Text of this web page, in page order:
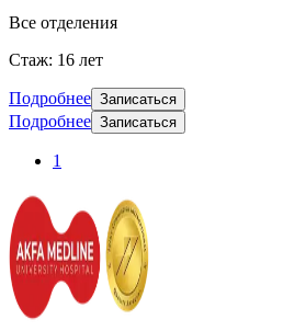
Все отделения
Стаж: 16 лет
Подробнее Записаться
Подробнее Записаться
1